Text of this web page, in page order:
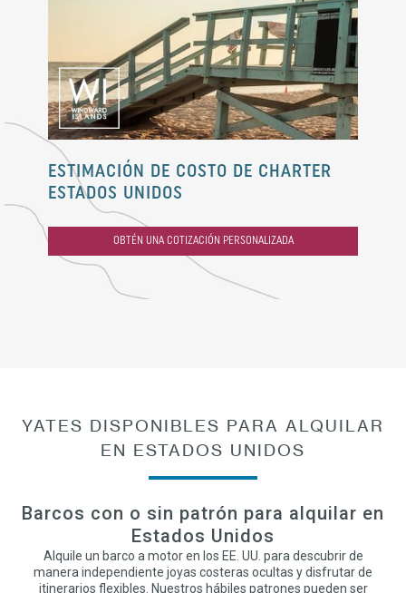
ESTIMACIÓN DE COSTO DE CHARTER
ESTADOS UNIDOS
OBTÉN UNA COTIZACIÓN PERSONALIZADA
YATES DISPONIBLES PARA ALQUILAR
EN ESTADOS UNIDOS
Barcos con o sin patrón para alquilar en
Estados Unidos
Alquile un barco a motor en los EE. UU. para descubrir de
manera independiente joyas costeras ocultas y disfrutar de
itinerarios flexibles. Nuestros hábiles patrones pueden ser